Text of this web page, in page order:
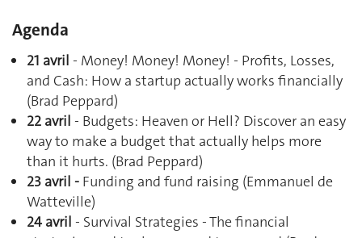
Agenda
21 avril - Money! Money! Money! - Profits, Losses,
and Cash: How a startup actually works financially
(Brad Peppard)
22 avril - Budgets: Heaven or Hell? Discover an easy
way to make a budget that actually helps more
than it hurts. (Brad Peppard)
23 avril - Funding and fund raising (Emmanuel de
Watteville)
24 avril - Survival Strategies - The financial